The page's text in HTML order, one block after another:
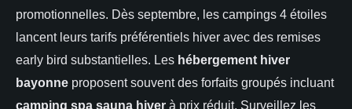
promotionnelles. Dès septembre, les campings 4 étoiles
lancent leurs tarifs préférentiels hiver avec des remises
early bird substantielles. Les hébergement hiver
bayonne proposent souvent des forfaits groupés incluant
camping spa sauna hiver à prix réduit. Surveillez les